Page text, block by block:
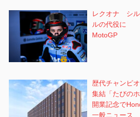
レクオナ シル
ルの代役に
MotoGP
歴代チャンピ
集結「たびの
開業記念で
一般ニュース